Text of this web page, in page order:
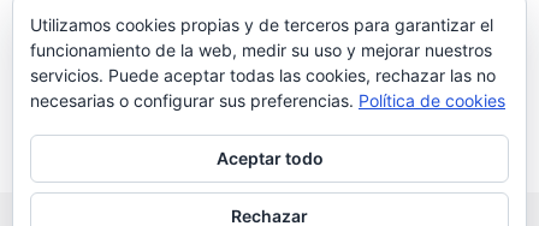
Archivo
Utilizamos cookies propias y de terceros para garantizar el
funcionamiento de la web, medir su uso y mejorar nuestros
servicios. Puede aceptar todas las cookies, rechazar las no
necesarias o configurar sus preferencias. Política de cookies
Aceptar todo
Rechazar